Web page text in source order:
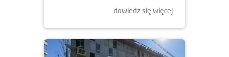
dowiedz się więcej